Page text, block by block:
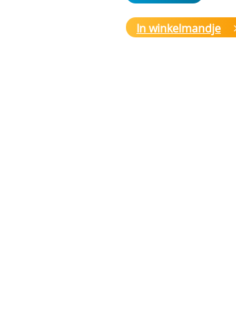
Server -Win Svr Emb
In winkelmandje